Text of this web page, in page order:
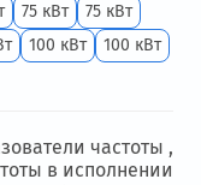
75 кВт
75 кВт
100 кВт
100 кВт
частоты ,
в исполнении